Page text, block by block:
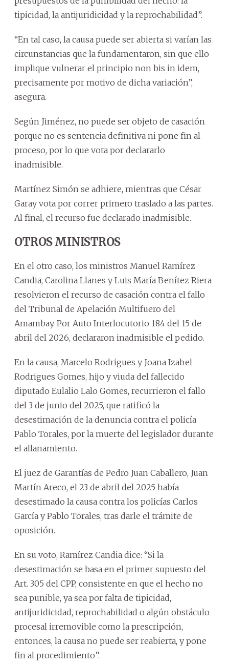
tipicidad, la antijuridicidad y la reprochabilidad”.
“En tal caso, la causa puede ser abierta si varían las
circunstancias que la fundamentaron, sin que ello
implique vulnerar el principio non bis in idem,
precisamente por motivo de dicha variación”,
asegura.
Según Jiménez, no puede ser objeto de casación
porque no es sentencia definitiva ni pone fin al
proceso, por lo que vota por declararlo
inadmisible.
Martínez Simón se adhiere, mientras que César
Garay vota por correr primero traslado a las partes.
Al final, el recurso fue declarado inadmisible.
OTROS MINISTROS
En el otro caso, los ministros Manuel Ramírez
Candia, Carolina Llanes y Luis María Benítez Riera
resolvieron el recurso de casación contra el fallo
del Tribunal de Apelación Multifuero del
Amambay. Por Auto Interlocutorio 184 del 15 de
abril del 2026, declararon inadmisible el pedido.
En la causa, Marcelo Rodrigues y Joana Izabel
Rodrigues Gomes, hijo y viuda del fallecido
diputado Eulalio Lalo Gomes, recurrieron el fallo
del 3 de junio del 2025, que ratificó la
desestimación de la denuncia contra el policía
Pablo Torales, por la muerte del legislador durante
el allanamiento.
El juez de Garantías de Pedro Juan Caballero, Juan
Martín Areco, el 23 de abril del 2025 había
desestimado la causa contra los policías Carlos
García y Pablo Torales, tras darle el trámite de
oposición.
En su voto, Ramírez Candia dice: “Si la
desestimación se basa en el primer supuesto del
Art. 305 del CPP, consistente en que el hecho no
sea punible, ya sea por falta de tipicidad,
antijuridicidad, reprochabilidad o algún obstáculo
procesal irremovible como la prescripción,
entonces, la causa no puede ser reabierta, y pone
fin al procedimiento”.